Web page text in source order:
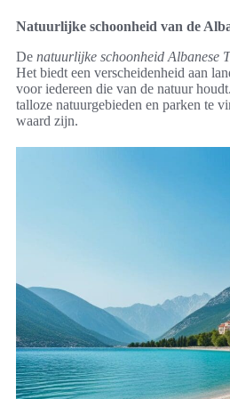
Natuurlijke schoonheid van de
De natuurlijke schoonheid Albanese
Het biedt een verscheidenheid aan
voor iedereen die van de natuur
talloze natuurgebieden en parken te
waard zijn.